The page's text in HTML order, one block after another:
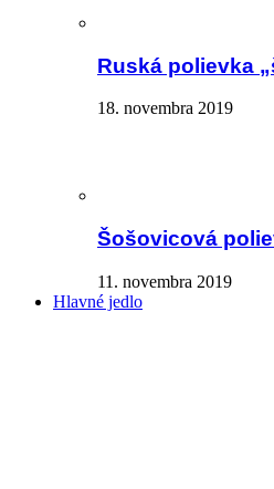
Ruská polievka
18. novembra 2019
Šošovicová
11. novembra 2019
Hlavné jedlo